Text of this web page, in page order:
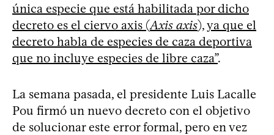
única especie que está habilitada por dicho
decreto es el ciervo axis (Axis axis), ya que el
decreto habla de especies de caza deportiva
que no incluye especies de libre caza”.
La semana pasada, el presidente Luis Lacalle
Pou firmó un nuevo decreto con el objetivo
de solucionar este error formal, pero en vez